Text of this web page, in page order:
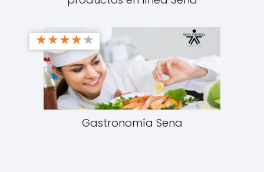
★★★★★
Gastronomía Sena